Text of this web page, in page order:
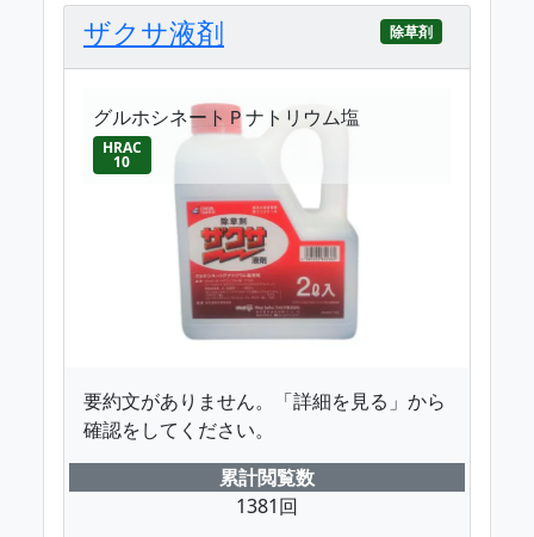
ザクサ液剤 除草剤
グルホシネートＰナトリウム塩
HRAC
10
要約文がありません。「詳細を見る」から
確認をしてください。
累計閲覧数
1381回